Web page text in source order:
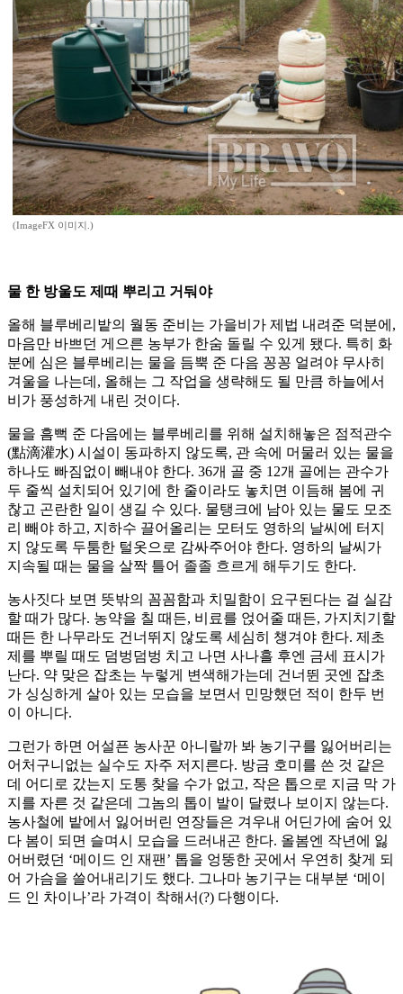
(ImageFX 이미지.)
물 한 방울도 제때 뿌리고 거둬야
올해 블루베리밭의 월동 준비는 가을비가 제법 내려준 덕분에,
마음만 바쁘던 게으른 농부가 한숨 돌릴 수 있게 됐다. 특히 화
분에 심은 블루베리는 물을 듬뿍 준 다음 꽁꽁 얼려야 무사히
겨울을 나는데, 올해는 그 작업을 생략해도 될 만큼 하늘에서
비가 풍성하게 내린 것이다.
물을 흠뻑 준 다음에는 블루베리를 위해 설치해놓은 점적관수
(點滴灌水) 시설이 동파하지 않도록, 관 속에 머물러 있는 물을
하나도 빠짐없이 빼내야 한다. 36개 골 중 12개 골에는 관수가
두 줄씩 설치되어 있기에 한 줄이라도 놓치면 이듬해 봄에 귀
찮고 곤란한 일이 생길 수 있다. 물탱크에 남아 있는 물도 모조
리 빼야 하고, 지하수 끌어올리는 모터도 영하의 날씨에 터지
지 않도록 두툼한 털옷으로 감싸주어야 한다. 영하의 날씨가
지속될 때는 물을 살짝 틀어 졸졸 흐르게 해두기도 한다.
농사짓다 보면 뜻밖의 꼼꼼함과 치밀함이 요구된다는 걸 실감
할 때가 많다. 농약을 칠 때든, 비료를 얹어줄 때든, 가지치기할
때든 한 나무라도 건너뛰지 않도록 세심히 챙겨야 한다. 제초
제를 뿌릴 때도 덤벙덤벙 치고 나면 사나흘 후엔 금세 표시가
난다. 약 맞은 잡초는 누렇게 변색해가는데 건너뛴 곳엔 잡초
가 싱싱하게 살아 있는 모습을 보면서 민망했던 적이 한두 번
이 아니다.
그런가 하면 어설픈 농사꾼 아니랄까 봐 농기구를 잃어버리는
어처구니없는 실수도 자주 저지른다. 방금 호미를 쓴 것 같은
데 어디로 갔는지 도통 찾을 수가 없고, 작은 톱으로 지금 막 가
지를 자른 것 같은데 그놈의 톱이 발이 달렸나 보이지 않는다.
농사철에 밭에서 잃어버린 연장들은 겨우내 어딘가에 숨어 있
다 봄이 되면 슬며시 모습을 드러내곤 한다. 올봄엔 작년에 잃
어버렸던 ‘메이드 인 재팬’ 톱을 엉뚱한 곳에서 우연히 찾게 되
어 가슴을 쓸어내리기도 했다. 그나마 농기구는 대부분 ‘메이
드 인 차이나’라 가격이 착해서(?) 다행이다.